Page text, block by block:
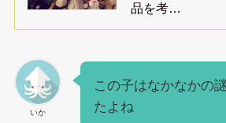
品を考…
いか
この子はなかなかの
たよね